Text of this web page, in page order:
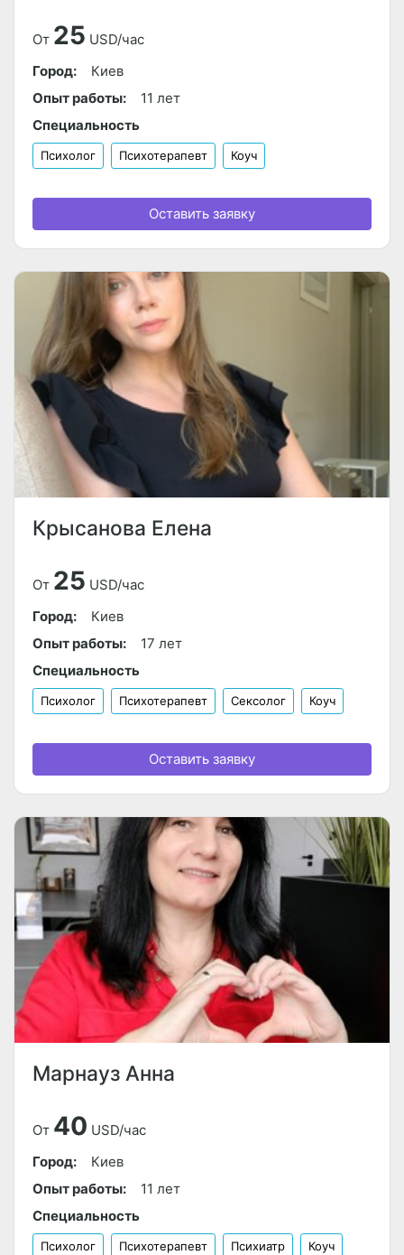
От 25 USD/час
Город:
Киев
Опыт работы:
11 лет
Специальность
Психолог Психотерапевт Коуч
Оставить заявку
Крысанова Елена
От 25 USD/час
Город:
Киев
Опыт работы:
17 лет
Специальность
Психолог Психотерапевт Сексолог Коуч
Оставить заявку
Марнауз Анна
От 40 USD/час
Город:
Киев
Опыт работы:
11 лет
Специальность
Психолог Психотерапевт Психиатр Коуч